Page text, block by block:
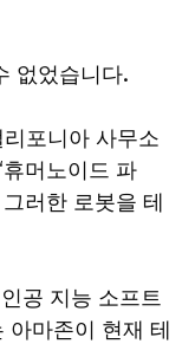
없었습니다.
포니아 사무소
머노이드 파
러한 로봇을 테
공 지능 소프트
아마존이 현재 테